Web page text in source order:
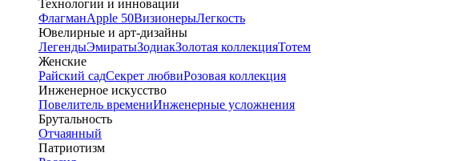
Технологии и инновации
ФлагманApple 50ВизионерыЛегкость
Ювелирные и арт-дизайны
ЛегендыЭмиратыЗодиакЗолотая коллекцияТотем
Женские
Райский садСекрет любвиРозовая коллекция
Инженерное искусство
Повелитель времениИнженерные усложнения
Брутальность
Отчаянный
Патриотизм